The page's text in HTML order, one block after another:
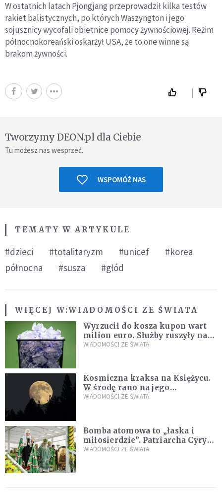
W ostatnich latach Pjongjang przeprowadził kilka testów
rakiet balistycznych, po których Waszyngton i jego
sojusznicy wycofali obietnice pomocy żywnościowej. Reżim
północnokoreański oskarżył USA, że to one winne są
brakom żywności.
Tworzymy DEON.pl dla Ciebie
Tu możesz nas wesprzeć.
WSPOMÓŻ NAS
TEMATY W ARTYKULE
#dzieci #totalitaryzm #unicef
#korea
północna
#susza #głód
WIĘCEJ W:WIADOMOŚCI ZE ŚWIATA
Wyrzucił do kosza kupon wart
milion euro. Służby ruszyły na
poszukiwania
WIADOMOŚCI ZE ŚWIATA
Kosmiczna kraksa na Księżycu.
W środę rano na jego
powierzchni dojdzie do
WIADOMOŚCI ZE ŚWIATA
Bomba atomowa to „łaska i
miłosierdzie”. Patriarcha Cyryl
wychwala Putina
WIADOMOŚCI ZE ŚWIATA